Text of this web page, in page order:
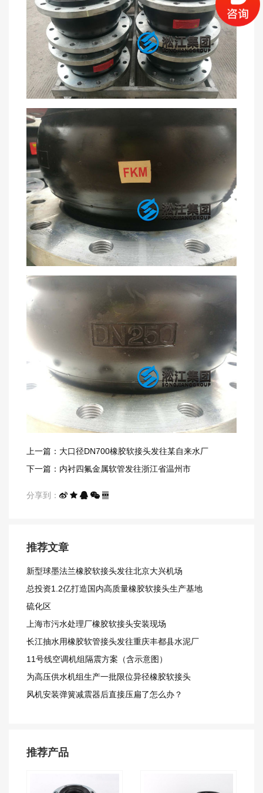
上一篇：大口径DN700橡胶软接头​发往某自来水厂
下一篇：内衬四氟金属软管发往浙江省温州市
分享到：
推荐文章
新型球墨法兰橡胶软接头发往北京大兴机场
总投资1.2亿打造国内高质量橡胶软接头生产基地
硫化区
上海市污水处理厂橡胶软接头安装现场
长江抽水用橡胶软管接头发往重庆丰都县水泥厂
11号线空调机组隔震方案（含示意图）
​为高压供水机组生产一批限位异径橡胶软接头
风机安装弹簧减震器后直接压扁了怎么办？
推荐产品